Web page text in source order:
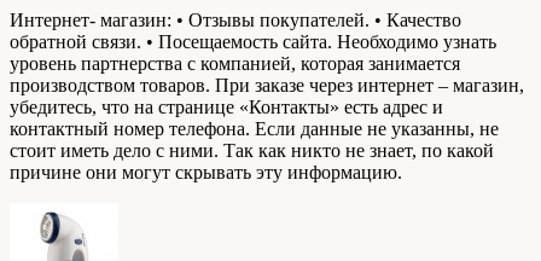
Интернет- магазин: • Отзывы покупателей. • Качество
обратной связи. • Посещаемость сайта. Необходимо узнать
уровень партнерства с компанией, которая занимается
производством товаров. При заказе через интернет – магазин,
убедитесь, что на странице «Контакты» есть адрес и
контактный номер телефона. Если данные не указанны, не
стоит иметь дело с ними. Так как никто не знает, по какой
причине они могут скрывать эту информацию.